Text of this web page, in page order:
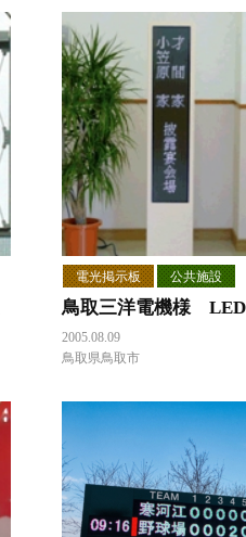
電光掲示板 公共施設
鳥取三洋電機様
2005.08.09
鳥取県鳥取市